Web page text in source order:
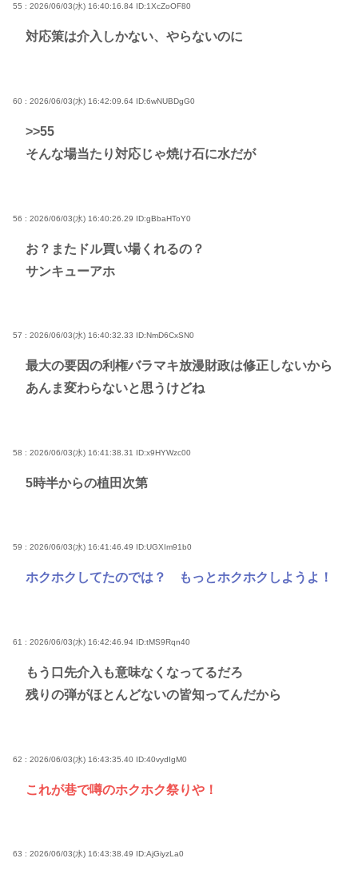
55 : 2026/06/03(水) 16:40:16.84 ID:1XcZoOF80
対応策は介入しかない、やらないのに
60 : 2026/06/03(水) 16:42:09.64 ID:6wNUBDgG0
>>55
そんな場当たり対応じゃ焼け石に水だが
56 : 2026/06/03(水) 16:40:26.29 ID:gBbaHToY0
お？またドル買い場くれるの？
サンキューアホ
57 : 2026/06/03(水) 16:40:32.33 ID:NmD6CxSN0
最大の要因の利権バラマキ放漫財政は修正しないから
あんま変わらないと思うけどね
58 : 2026/06/03(水) 16:41:38.31 ID:x9HYWzc00
5時半からの植田次第
59 : 2026/06/03(水) 16:41:46.49 ID:UGXIm91b0
ホクホクしてたのでは？ もっとホクホクしようよ！
61 : 2026/06/03(水) 16:42:46.94 ID:tMS9Rqn40
もう口先介入も意味なくなってるだろ
残りの弾がほとんどないの皆知ってんだから
62 : 2026/06/03(水) 16:43:35.40 ID:40vydIgM0
これが巷で噂のホクホク祭りや！
63 : 2026/06/03(水) 16:43:38.49 ID:AjGiyzLa0